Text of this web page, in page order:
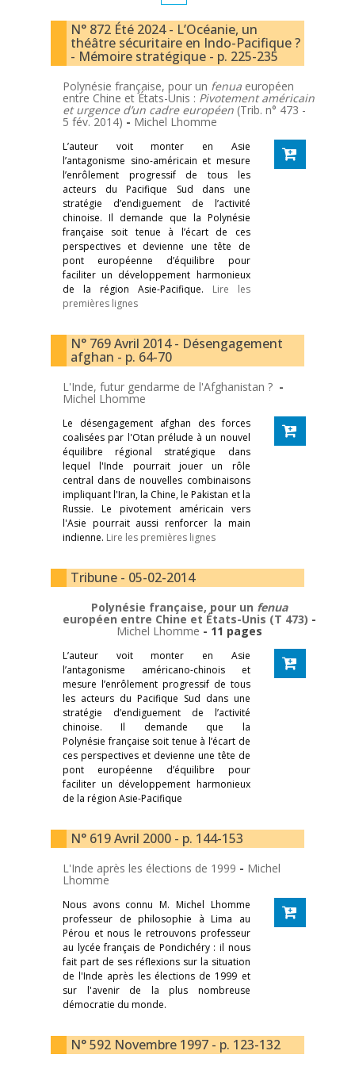
N° 872 Été 2024 - L’Océanie, un
théâtre sécuritaire en Indo-Pacifique ?
- Mémoire stratégique - p. 225-235
Polynésie française, pour un fenua européen
entre Chine et États-Unis : Pivotement américain
et urgence d’un cadre européen (Trib. n° 473 -
5 fév. 2014) - Michel Lhomme
L’auteur voit monter en Asie
l’antagonisme sino-américain et mesure
l’enrôlement progressif de tous les
acteurs du Pacifique Sud dans une
stratégie d’endiguement de l’activité
chinoise. Il demande que la Polynésie
française soit tenue à l’écart de ces
perspectives et devienne une tête de
pont européenne d’équilibre pour
faciliter un développement harmonieux
de la région Asie-Pacifique. Lire les
premières lignes
N° 769 Avril 2014 - Désengagement
afghan - p. 64-70
L'Inde, futur gendarme de l'Afghanistan ? -
Michel Lhomme
Le désengagement afghan des forces
coalisées par l'Otan prélude à un nouvel
équilibre régional stratégique dans
lequel l'Inde pourrait jouer un rôle
central dans de nouvelles combinaisons
impliquant l'Iran, la Chine, le Pakistan et la
Russie. Le pivotement américain vers
l'Asie pourrait aussi renforcer la main
indienne. Lire les premières lignes
Tribune - 05-02-2014
Polynésie française, pour un fenua
européen entre Chine et États-Unis (T 473) -
Michel Lhomme - 11 pages
L’auteur voit monter en Asie
l’antagonisme américano-chinois et
mesure l’enrôlement progressif de tous
les acteurs du Pacifique Sud dans une
stratégie d’endiguement de l’activité
chinoise. Il demande que la
Polynésie française soit tenue à l’écart de
ces perspectives et devienne une tête de
pont européenne d’équilibre pour
faciliter un développement harmonieux
de la région Asie-Pacifique
N° 619 Avril 2000 - p. 144-153
L'Inde après les élections de 1999 - Michel
Lhomme
Nous avons connu M. Michel Lhomme
professeur de philosophie à Lima au
Pérou et nous le retrouvons professeur
au lycée français de Pondichéry : il nous
fait part de ses réflexions sur la situation
de l'Inde après les élections de 1999 et
sur l'avenir de la plus nombreuse
démocratie du monde.
N° 592 Novembre 1997 - p. 123-132